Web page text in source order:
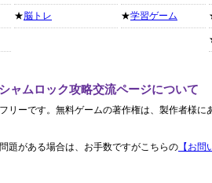
★脳トレ ★学習ゲーム
ャムロック攻略交流ページについて
リーです。無料ゲームの著作権は、製作者様に
題がある場合は、お手数ですがこちらの 【お問